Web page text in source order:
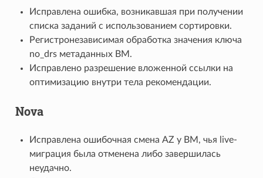
Исправлена ошибка, возникавшая при получении
списка заданий с использованием сортировки.
Регистронезависимая обработка значения ключа
no_drs метаданных ВМ.
Исправлено разрешение вложенной ссылки на
оптимизацию внутри тела рекомендации.
Nova
Исправлена ошибочная смена AZ у ВМ, чья live-
миграция была отменена либо завершилась
неудачно.